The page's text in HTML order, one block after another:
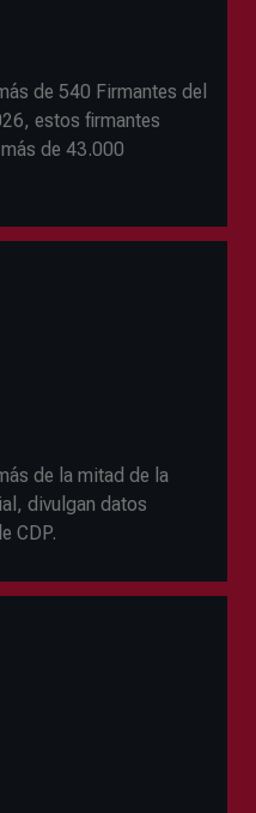
de 540 Firmantes del
estos firmantes
de 43.000
de la mitad de la
divulgan datos
CDP.